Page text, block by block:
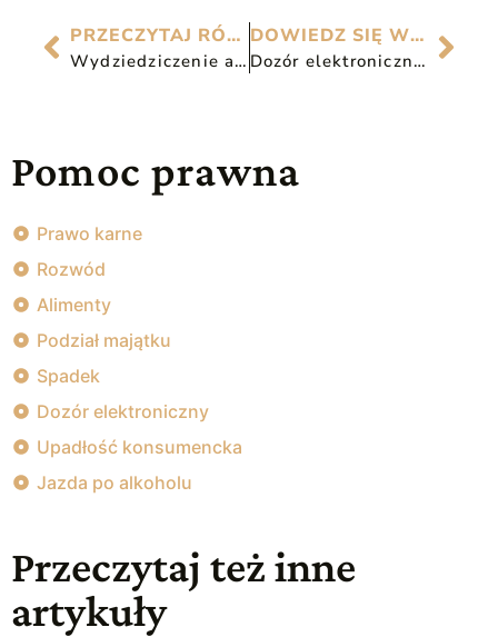
PRZECZYTAJ RÓWNIEŻ
Wydziedziczenie a prawo do zachowku
DOWIEDZ SIĘ WIĘCEJ
Dozór elektroniczny bez sądu – PRZED KOMISJĄ PENITENCJARNĄ
Pomoc prawna
Prawo karne
Rozwód
Alimenty
Podział majątku
Spadek
Dozór elektroniczny
Upadłość konsumencka
Jazda po alkoholu
Przeczytaj też inne
artykuły